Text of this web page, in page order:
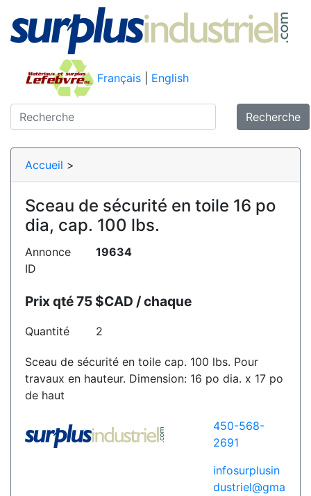
Français English
Recherche
Accueil >
Sceau de sécurité en toile 16 po
dia, cap. 100 lbs.
Annonce
ID
19634
Prix qté 75 $CAD / chaque
Quantité 2
Sceau de sécurité en toile cap. 100 lbs. Pour
travaux en hauteur. Dimension: 16 po dia. x 17 po
de haut
450-568-
2691
infosurplusin
dustriel@gma